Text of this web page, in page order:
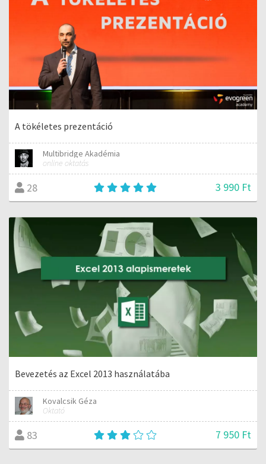
A tökéletes prezentáció
Multibridge Akadémia
online oktatás
28 3 990 Ft
Bevezetés az Excel 2013 használatába
Kovalcsik Géza
Oktató
83 7 950 Ft